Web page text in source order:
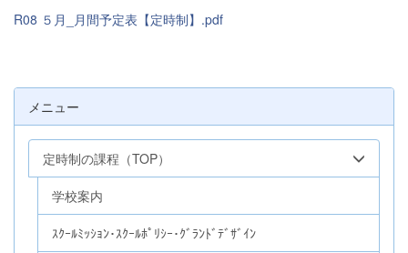
R08 ５月_月間予定表【定時制】.pdf
メニュー
定時制の課程（TOP）
学校案内
ｽｸｰﾙﾐｯｼｮﾝ･ｽｸｰﾙﾎﾟﾘｼｰ･ｸﾞﾗﾝﾄﾞﾃﾞｻﾞｲﾝ